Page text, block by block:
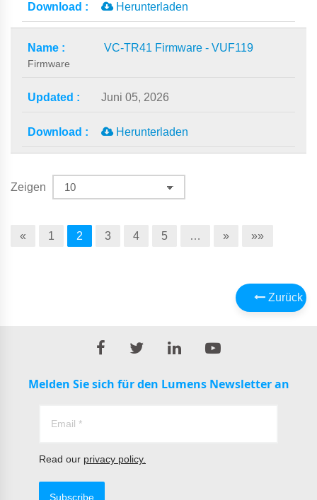
Herunterladen
VC-TR41 Firmware - VUF119
Firmware
Juni 05, 2026
Herunterladen
Zeigen
« 1 2 3 4 5 … » »»
Zurück
Melden Sie sich für den Lumens Newsletter an
Read our privacy policy.
Subscribe